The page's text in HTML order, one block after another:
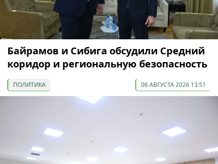
Байрамов и Сибига обсудили Средний
коридор и региональную безопасность
ПОЛИТИКА 06 АВГУСТА 2026 13:51